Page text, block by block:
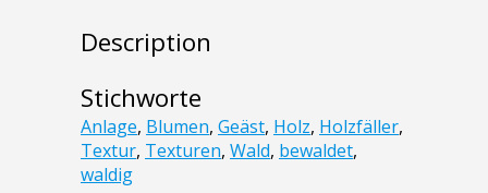
Description
Stichworte
Anlage, Blumen, Geäst, Holz, Holzfäller,
Textur, Texturen, Wald, bewaldet,
waldig